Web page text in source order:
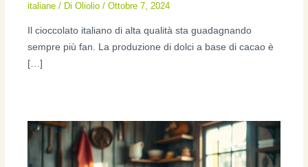
italiane / Di Oliolio/Ottobre 7, 2024
Il cioccolato italiano di alta qualità sta guadagnando
sempre più fan. La produzione di dolci a base di cacao è
[…]